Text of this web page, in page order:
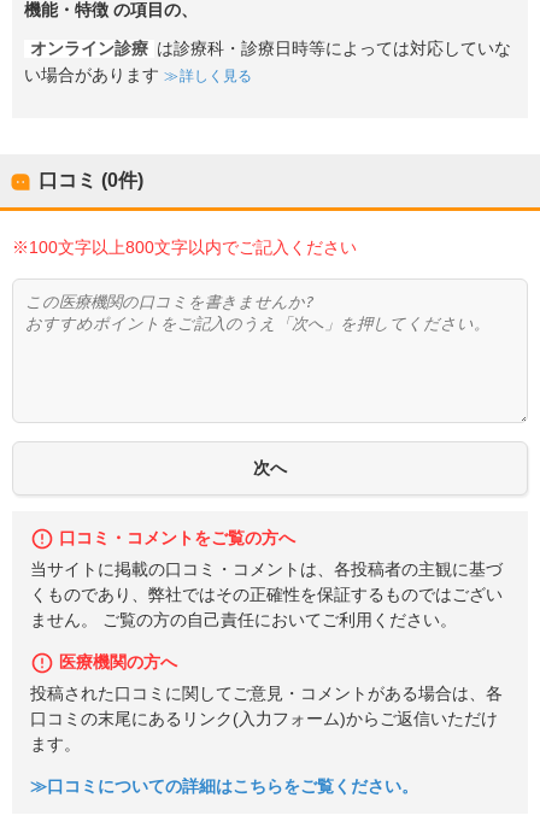
機能・特徴 の項目の、
オンライン診療 は診療科・診療日時等によっては対応していな
い場合があります
詳しく見る
口コミ (0件)
※100文字以上800文字以内でご記入ください
口コミ・コメントをご覧の方へ
当サイトに掲載の口コミ・コメントは、各投稿者の主観に基づ
くものであり、弊社ではその正確性を保証するものではござい
ません。 ご覧の方の自己責任においてご利用ください。
医療機関の方へ
投稿された口コミに関してご意見・コメントがある場合は、各
口コミの末尾にあるリンク(入力フォーム)からご返信いただけ
ます。
≫口コミについての詳細はこちらをご覧ください。